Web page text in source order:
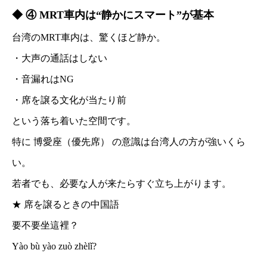
◆ ④ MRT車内は“静かにスマート”が基本
台湾のMRT車内は、驚くほど静か。
・大声の通話はしない
・音漏れはNG
・席を譲る文化が当たり前
という落ち着いた空間です。
特に 博愛座（優先席） の意識は台湾人の方が強いくら
い。
若者でも、必要な人が来たらすぐ立ち上がります。
★ 席を譲るときの中国語
要不要坐這裡？
Yào bù yào zuò zhèlǐ?